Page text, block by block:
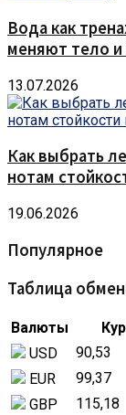
Вода как
меняют тело и
13.07.2026
Как выбрать
нотам
19.06.2026
Популярное
Таблица
Валюты
USD
90,53
EUR
99,37
GBP
115,18